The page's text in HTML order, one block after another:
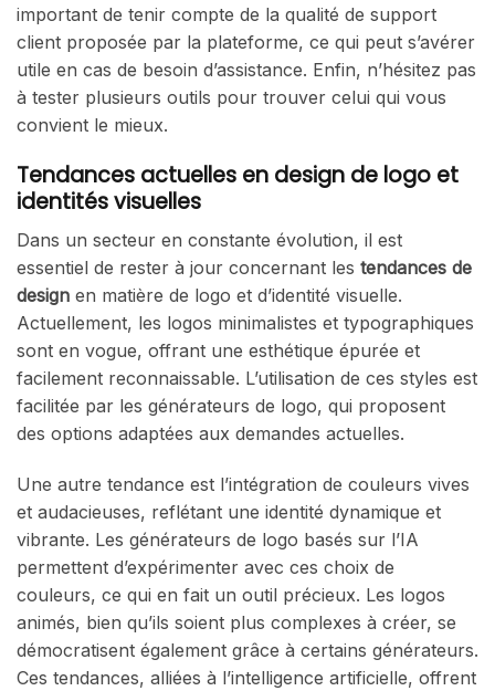
important de tenir compte de la qualité de support
client proposée par la plateforme, ce qui peut s’avérer
utile en cas de besoin d’assistance. Enfin, n’hésitez pas
à tester plusieurs outils pour trouver celui qui vous
convient le mieux.
Tendances actuelles en design de logo et
identités visuelles
Dans un secteur en constante évolution, il est
essentiel de rester à jour concernant les tendances de
design en matière de logo et d’identité visuelle.
Actuellement, les logos minimalistes et typographiques
sont en vogue, offrant une esthétique épurée et
facilement reconnaissable. L’utilisation de ces styles est
facilitée par les générateurs de logo, qui proposent
des options adaptées aux demandes actuelles.
Une autre tendance est l’intégration de couleurs vives
et audacieuses, reflétant une identité dynamique et
vibrante. Les générateurs de logo basés sur l’IA
permettent d’expérimenter avec ces choix de
couleurs, ce qui en fait un outil précieux. Les logos
animés, bien qu’ils soient plus complexes à créer, se
démocratisent également grâce à certains générateurs.
Ces tendances, alliées à l’intelligence artificielle, offrent